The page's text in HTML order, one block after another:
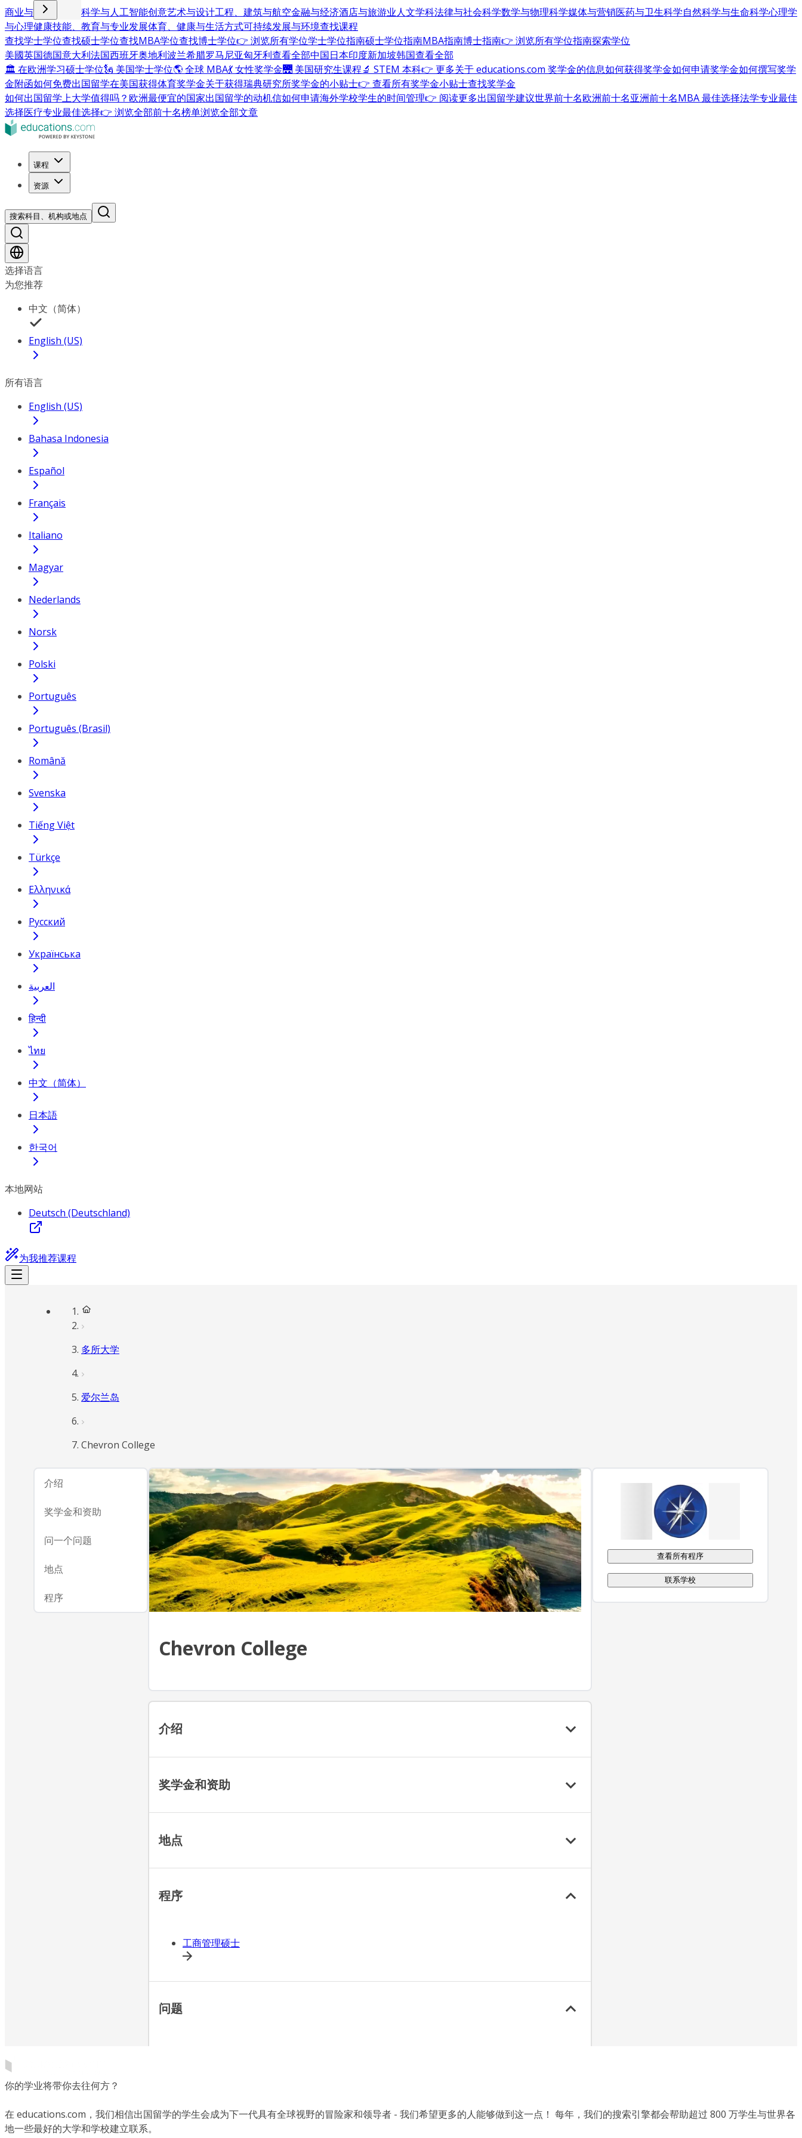
商业与管理 计算机科学与人工智能创意艺术与设计工程、建筑与航空金融与经济酒店与旅游业人文学科法律与社会科学数学与物理科学媒体与营销医药与卫生科学自然科学与生命科学心理学
与心理健康技能、教育与专业发展体育、健康与生活方式可持续发展与环境查找课程
查找学士学位查找硕士学位查找MBA学位查找博士学位👉 浏览所有学位学士学位指南硕士学位指南MBA指南博士指南👉 浏览所有学位指南探索学位
美國英国德国意大利法国西班牙奥地利波兰希腊罗马尼亚匈牙利查看全部中国日本印度新加坡韩国查看全部
🏛 在欧洲学习硕士学位🗽 美国学士学位🌎 全球 MBA💃 女性奖学金🌉 美国研究生课程🔬 STEM 本科👉 更多关于 educations.com 奖学金的信息如何获得奖学金如何申请奖学金如何撰写奖学
金附函如何免费出国留学在美国获得体育奖学金关于获得瑞典研究所奖学金的小贴士👉 查看所有奖学金小贴士查找奖学金
如何出国留学上大学值得吗？ 欧洲最便宜的国家出国留学的动机信如何申请海外学校学生的时间管理👉 阅读更多出国留学建议世界前十名欧洲前十名亚洲前十名MBA 最佳选择法学专业最佳
选择医疗专业最佳选择👉 浏览全部前十名榜单浏览全部文章
课程
资源
搜索科目、机构或地点
选择语言
为您推荐
中文（简体）
English (US)
所有语言
English (US)
Bahasa Indonesia
Español
Français
Italiano
Magyar
Nederlands
Norsk
Polski
Português
Português (Brasil)
Română
Svenska
Tiếng Việt
Türkçe
Ελληνικά
Русский
Українська
العربية
हिन्दी
ไทย
中文（简体）
日本語
한국어
本地网站
Deutsch (Deutschland)
为我推荐课程
多所大学
爱尔兰岛
Chevron College
介绍
奖学金和资助
问一个问题
地点
程序
Chevron College
介绍
奖学金和资助
地点
程序
工商管理硕士
问题
查看所有程序
联系学校
你的学业将带你去往何方？
在 educations.com，我们相信出国留学的学生会成为下一代具有全球视野的冒险家和领导者 - 我们希望更多的人能够做到这一点！ 每年，我们的搜索引擎都会帮助超过 800 万学生与世界各
地一些最好的大学和学校建立联系。